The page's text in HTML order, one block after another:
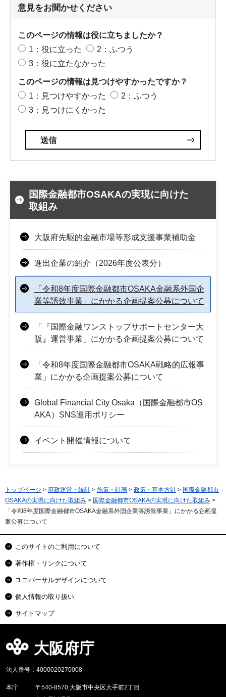
意見をお聞かせください
このページの情報は役に立ちましたか？
1：役に立った
2：ふつう
3：役に立たなかった
このページの情報は見つけやすかったですか？
1：見つけやすかった
2：ふつう
3：見つけにくかった
国際金融都市OSAKAの実現に向けた
取組み
大阪府先駆的金融市場等形成支援事業補助金
進出企業の紹介（2026年度公表分）
「令和8年度国際金融都市OSAKA金融系外国企
業等誘致事業」にかかる企画提案公募について
「『国際金融ワンストップサポートセンター大
阪』運営事業」にかかる企画提案公募について
「令和8年度国際金融都市OSAKA戦略的広報事
業」にかかる企画提案公募について
Global Financial City Osaka（国際金融都市OS
AKA）SNS運用ポリシー
イベント開催情報について
トップページ > 府政運営・統計 > 施策・計画 > 政策・基本方針 > 国際金融都市
OSAKAの実現に向けた取組み > 国際金融都市OSAKAの実現に向けた取組み >
「令和8年度国際金融都市OSAKA金融系外国企業等誘致事業」にかかる企画提
案公募について
このサイトのご利用について
著作権・リンクについて
ユニバーサルデザインについて
個人情報の取り扱い
サイトマップ
大阪府庁
法人番号：4000020270008
本庁
〒540-8570 大阪市中央区大手前2丁目